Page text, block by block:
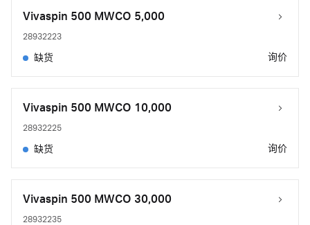
Vivaspin 500 MWCO 5,000
28932223
缺货 询价
Vivaspin 500 MWCO 10,000
28932225
缺货 询价
Vivaspin 500 MWCO 30,000
28932235